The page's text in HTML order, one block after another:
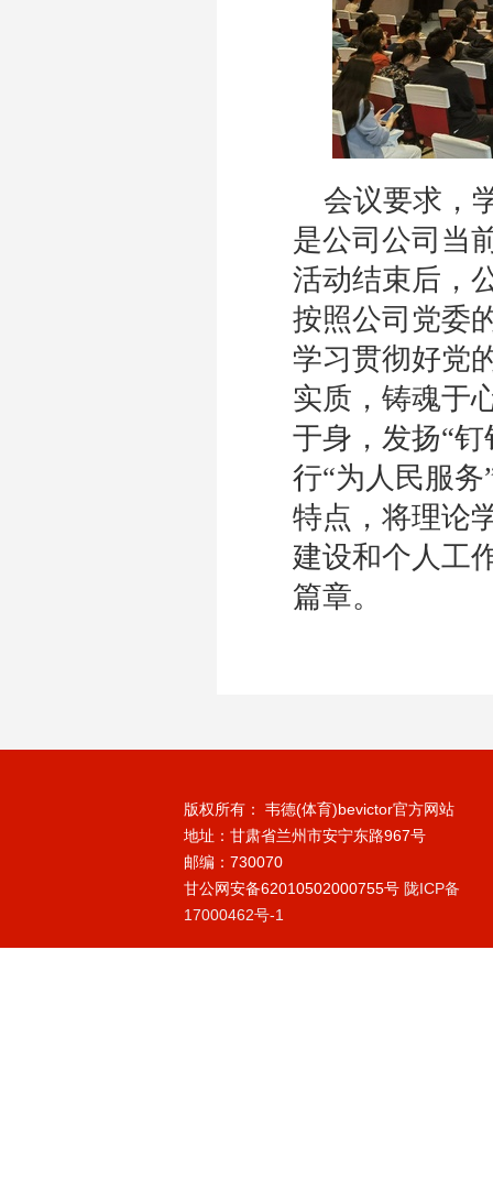
会议要求，
是公司公司当
活动结束后，
按照公司党委
学习贯彻好党
实质，铸魂于
于身，发扬“
行“为人民服
特点，将理论
建设和个人工
篇章。
版权所有： 韦德(体育)bevictor官方网站
地址：甘肃省兰州市安宁东路967号
邮编：730070
甘公网安备62010502000755号 陇ICP备
17000462号-1